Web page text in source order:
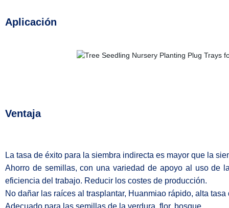
Aplicación
Ventaja
La tasa de éxito para la siembra indirecta es mayor que la
Ahorro de semillas, con una variedad de apoyo al uso de
eficiencia del trabajo. Reducir los costes de producción.
No dañar las raíces al trasplantar, Huanmiao rápido, alta
Adecuado para las semillas de la verdura, flor, bosque.